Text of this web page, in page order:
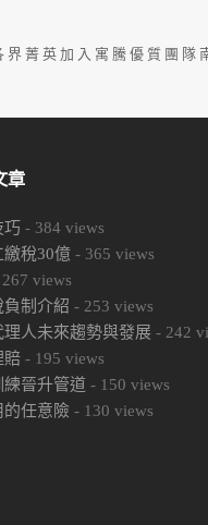
界 菁 英 加 入 寓 騰 優 質 團 隊
章
巧 - 384 views
繳稅30億 - 365 views
267 views
負制介紹 - 253 views
理人未來趨勢與發展 - 242
賠 - 195 views
練晉升管道 - 150 views
的任意險 - 130 views